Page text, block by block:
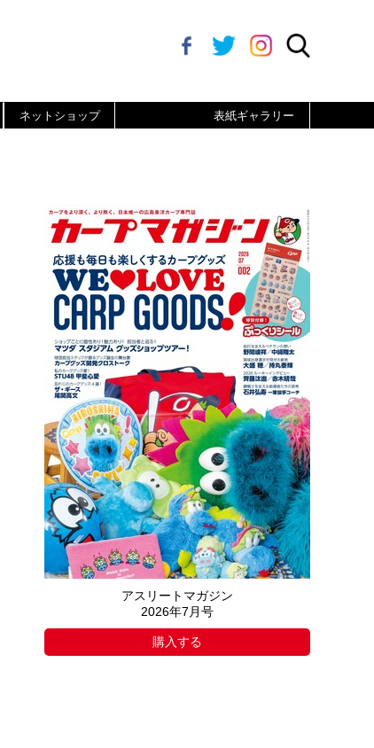
ネットショップ 表紙ギャラリー
アスリートマガジン
2026年7月号
購入する